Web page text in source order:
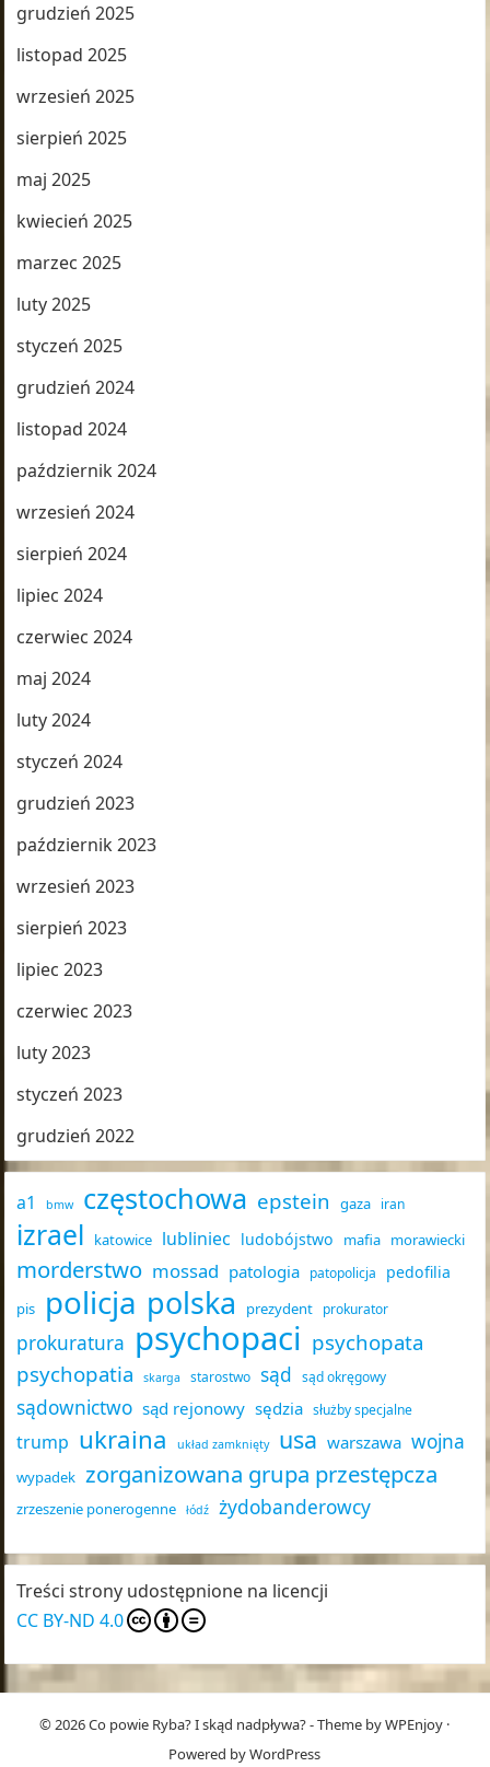
grudzień 2025
listopad 2025
wrzesień 2025
sierpień 2025
maj 2025
kwiecień 2025
marzec 2025
luty 2025
styczeń 2025
grudzień 2024
listopad 2024
październik 2024
wrzesień 2024
sierpień 2024
lipiec 2024
czerwiec 2024
maj 2024
luty 2024
styczeń 2024
grudzień 2023
październik 2023
wrzesień 2023
sierpień 2023
lipiec 2023
czerwiec 2023
luty 2023
styczeń 2023
grudzień 2022
a1 bmw częstochowa epstein gaza iran
izrael katowice lubliniec ludobójstwo mafia morawiecki
morderstwo mossad patologia patopolicja pedofilia
pis policja polska prezydent prokurator
prokuratura psychopaci psychopata
psychopatia
skarga starostwo sąd sąd okręgowy
sądownictwo sąd rejonowy sędzia służby specjalne
trump ukraina układ zamknięty usa warszawa wojna
wypadek zorganizowana grupa przestępcza
zrzeszenie ponerogenne łódź żydobanderowcy
Treści strony udostępnione na licencji
CC BY-ND 4.0
© 2026Co powie Ryba? I skąd nadpływa?- Theme byWPEnjoy ·
Powered byWordPress